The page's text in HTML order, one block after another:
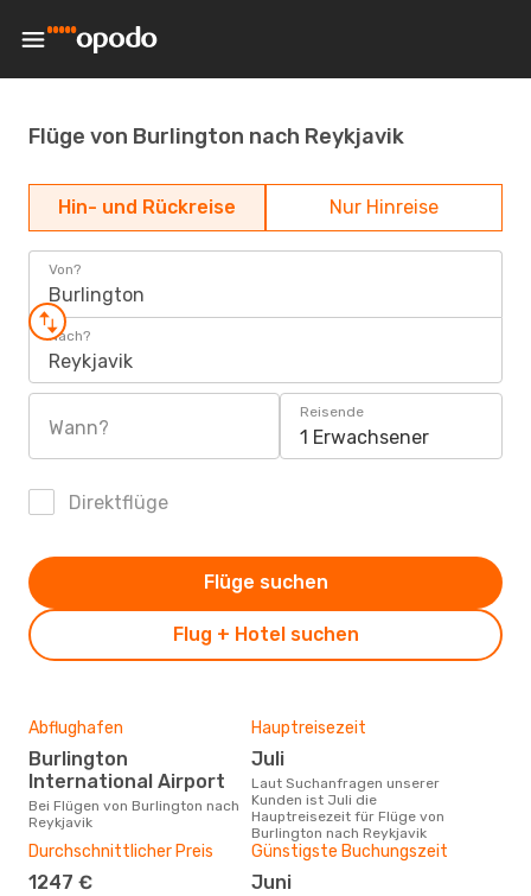
Flüge von Burlington nach Reykjavik
Hin- und Rückreise Nur Hinreise
Von?
Burlington
Nach?
Reykjavik
Wann?
Reisende
1 Erwachsener
Direktflüge
Flug + Hotel suchen
Flüge suchen
Abflughafen
Burlington
International Airport
Bei Flügen von Burlington nach
Reykjavik
Hauptreisezeit
Juli
Laut Suchanfragen unserer
Kunden ist Juli die
Hauptreisezeit für Flüge von
Burlington nach Reykjavik
Durchschnittlicher Preis
1247 €
Günstigste Buchungszeit
Juni